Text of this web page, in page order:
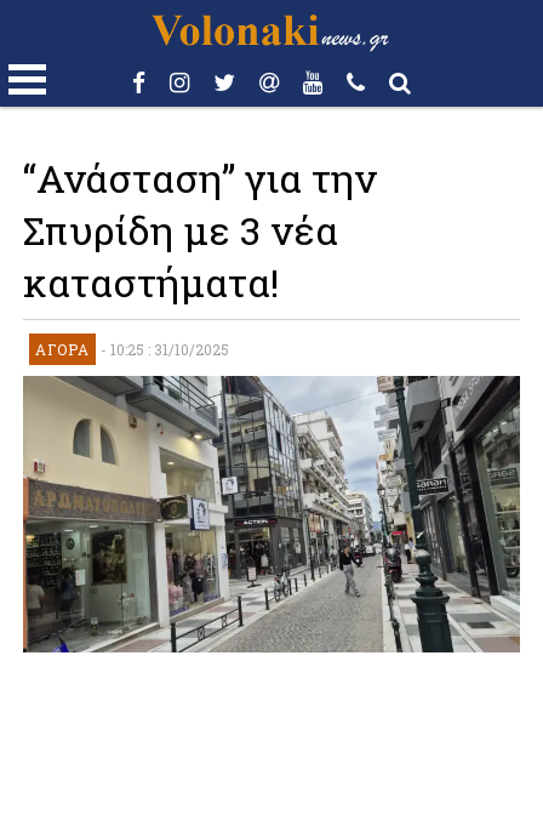
“Ανάσταση” για την
Σπυρίδη με 3 νέα
καταστήματα!
ΑΓΟΡΆ - 10:25 : 31/10/2025